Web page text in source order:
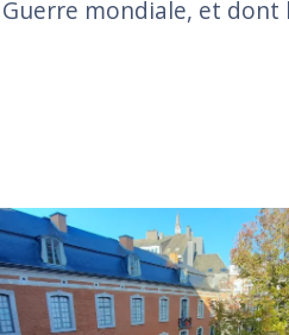
mondiale, et dont